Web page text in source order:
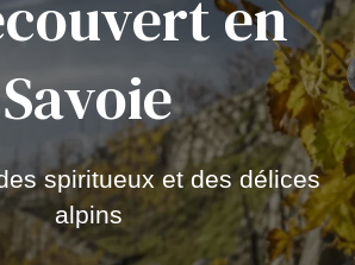
en
Savoie
spiritueux et des délices
alpins